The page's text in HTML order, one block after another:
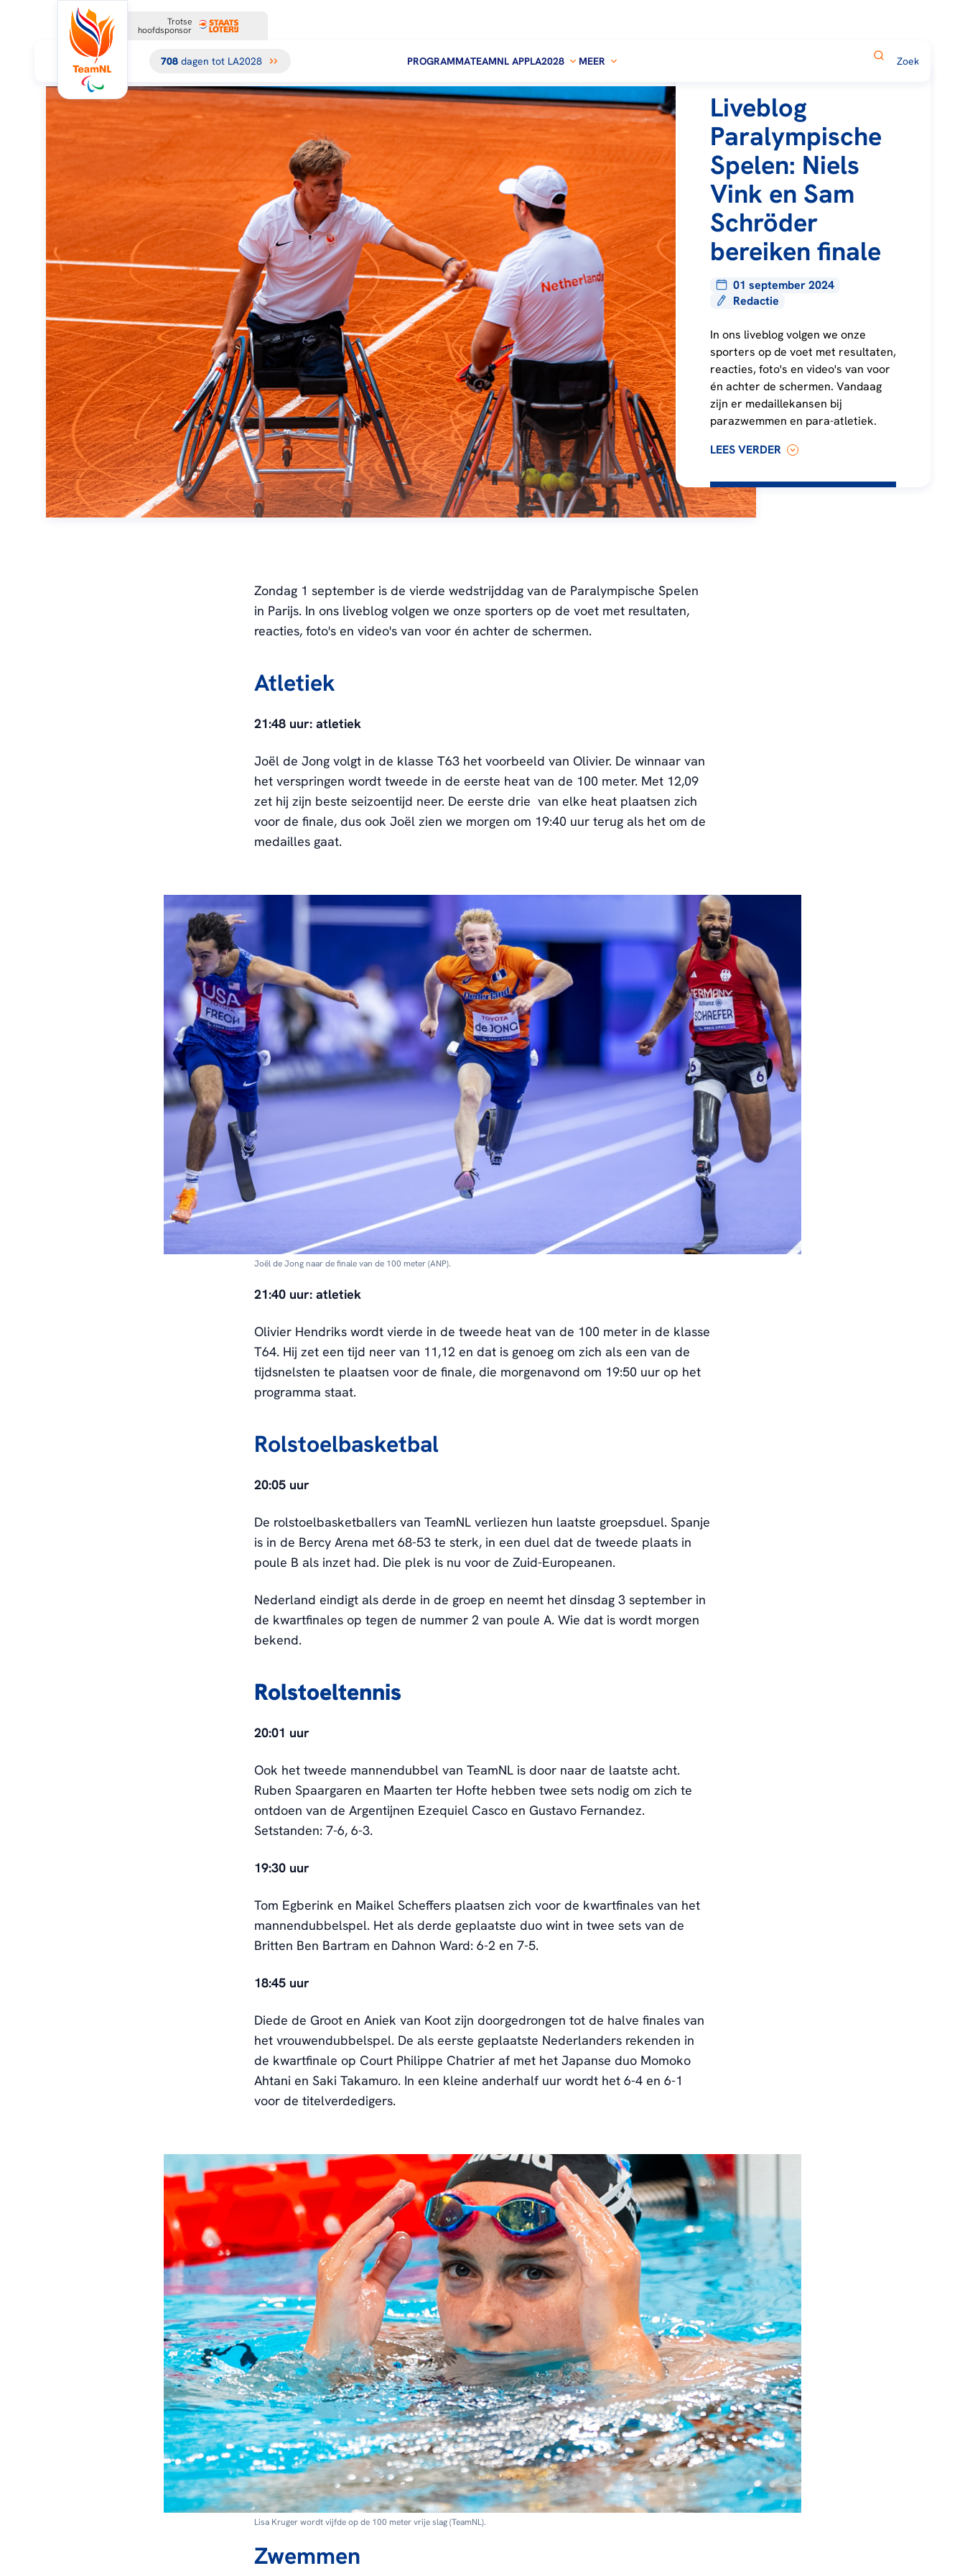
Trotse
hoofdsponsor
708 dagen tot LA2028 PROGRAMMATEAMNL APPLA2028 MEER
Liveblog
Paralympische
Spelen: Niels
Vink en Sam
Schröder
bereiken finale
01 september 2024
Redactie
In ons liveblog volgen we onze
sporters op de voet met resultaten,
reacties, foto's en video's van voor
én achter de schermen. Vandaag
zijn er medaillekansen bij
parazwemmen en para-atletiek.
LEES VERDER
Zondag 1 september is de vierde wedstrijddag van de Paralympische Spelen
in Parijs. In ons liveblog volgen we onze sporters op de voet met resultaten,
reacties, foto's en video's van voor én achter de schermen.
Atletiek
21:48 uur: atletiek
Joël de Jong volgt in de klasse T63 het voorbeeld van Olivier. De winnaar van
het verspringen wordt tweede in de eerste heat van de 100 meter. Met 12,09
zet hij zijn beste seizoentijd neer. De eerste drie van elke heat plaatsen zich
voor de finale, dus ook Joël zien we morgen om 19:40 uur terug als het om de
medailles gaat.
Joël de Jong naar de finale van de 100 meter (ANP).
21:40 uur: atletiek
Olivier Hendriks wordt vierde in de tweede heat van de 100 meter in de klasse
T64. Hij zet een tijd neer van 11,12 en dat is genoeg om zich als een van de
tijdsnelsten te plaatsen voor de finale, die morgenavond om 19:50 uur op het
programma staat.
Rolstoelbasketbal
20:05 uur
De rolstoelbasketballers van TeamNL verliezen hun laatste groepsduel. Spanje
is in de Bercy Arena met 68-53 te sterk, in een duel dat de tweede plaats in
poule B als inzet had. Die plek is nu voor de Zuid-Europeanen.
Nederland eindigt als derde in de groep en neemt het dinsdag 3 september in
de kwartfinales op tegen de nummer 2 van poule A. Wie dat is wordt morgen
bekend.
Rolstoeltennis
20:01 uur
Ook het tweede mannendubbel van TeamNL is door naar de laatste acht.
Ruben Spaargaren en Maarten ter Hofte hebben twee sets nodig om zich te
ontdoen van de Argentijnen Ezequiel Casco en Gustavo Fernandez.
Setstanden: 7-6, 6-3.
19:30 uur
Tom Egberink en Maikel Scheffers plaatsen zich voor de kwartfinales van het
mannendubbelspel. Het als derde geplaatste duo wint in twee sets van de
Britten Ben Bartram en Dahnon Ward: 6-2 en 7-5.
18:45 uur
Diede de Groot en Aniek van Koot zijn doorgedrongen tot de halve finales van
het vrouwendubbelspel. De als eerste geplaatste Nederlanders rekenden in
de kwartfinale op Court Philippe Chatrier af met het Japanse duo Momoko
Ahtani en Saki Takamuro. In een kleine anderhalf uur wordt het 6-4 en 6-1
voor de titelverdedigers.
Lisa Kruger wordt vijfde op de 100 meter vrije slag (TeamNL).
Zwemmen